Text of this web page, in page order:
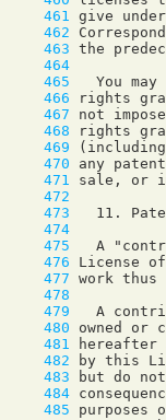
    461
    462
    463
    464
    465
    466
    467
    468
    469
    470
    471
    472
    473
    474
    475
    476
    477
    478
    479
    480
    481
    482
    483
    484
    485